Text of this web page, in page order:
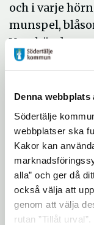
Denna webbplats
Södertälje
webbplatser ska
Kakor kan
alla” och ger då
också välja att
genom att välja
rutan ”Tillåt
och i varje
munspel,
rallarvisor.
torghandel,
1800-
regeringens
bland annat
ökar
och som ger
utveckling för